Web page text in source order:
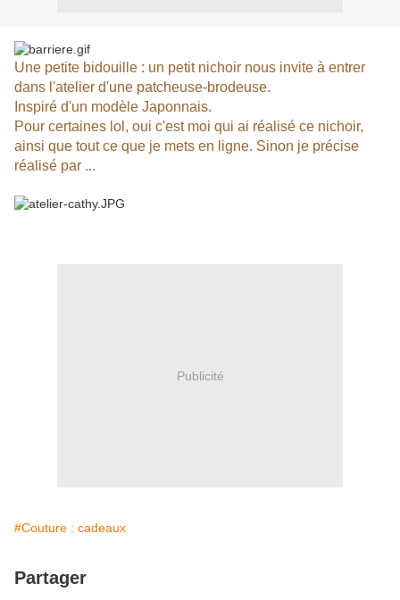
Une petite bidouille : un petit nichoir nous invite à entrer
dans l'atelier d'une patcheuse-brodeuse.
Inspiré d'un modèle Japonnais.
Pour certaines lol, oui c'est moi qui ai réalisé ce nichoir,
ainsi que tout ce que je mets en ligne. Sinon je précise
réalisé par ...
Publicité
#Couture : cadeaux
Partager